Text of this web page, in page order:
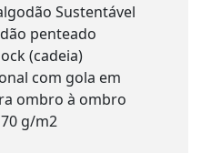
Sustentável
penteado
(cadeia)
com gola em
ombro à ombro
g/m2